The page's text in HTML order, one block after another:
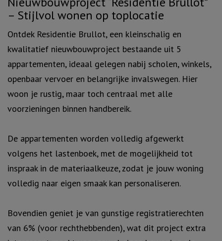
Omschrijving
Nieuwbouwproject “Residentie Brullot”
– Stijlvol wonen op toplocatie
Ontdek Residentie Brullot, een kleinschalig en
kwalitatief nieuwbouwproject bestaande uit 5
appartementen, ideaal gelegen nabij scholen, winkels,
openbaar vervoer en belangrijke invalswegen. Hier
woon je rustig, maar toch centraal met alle
voorzieningen binnen handbereik.
De appartementen worden volledig afgewerkt
volgens het lastenboek, met de mogelijkheid tot
inspraak in de materiaalkeuze, zodat je jouw woning
volledig naar eigen smaak kan personaliseren.
Bovendien geniet je van gunstige registratierechten
van 6% (voor rechthebbenden), wat dit project extra